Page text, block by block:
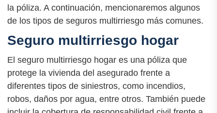
la póliza. A continuación, mencionaremos algunos
de los tipos de seguros multirriesgo más comunes.
Seguro multirriesgo hogar
El seguro multirriesgo hogar es una póliza que
protege la vivienda del asegurado frente a
diferentes tipos de siniestros, como incendios,
robos, daños por agua, entre otros. También puede